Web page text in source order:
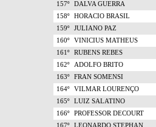
157º
DALVA GUERRA
158º
HORACIO BRASIL
159º
JULIANO PAZ
160º
VINICIUS MATHEUS
161º
RUBENS REBES
162º
ADOLFO BRITO
163º
FRAN SOMENSI
164º
VILMAR LOURENÇO
165º
LUIZ SALATINO
166º
PROFESSOR DECOURT
167º
LEONARDO STEPHAN